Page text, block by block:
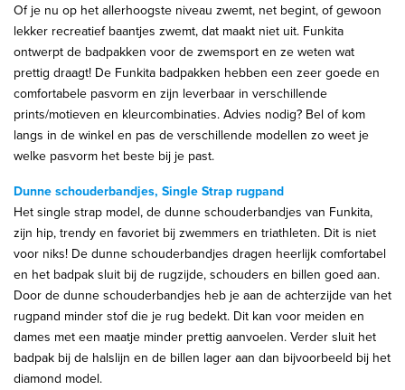
Of je nu op het allerhoogste niveau zwemt, net begint, of gewoon
lekker recreatief baantjes zwemt, dat maakt niet uit. Funkita
ontwerpt de badpakken voor de zwemsport en ze weten wat
prettig draagt! De Funkita badpakken hebben een zeer goede en
comfortabele pasvorm en zijn leverbaar in verschillende
prints/motieven en kleurcombinaties. Advies nodig? Bel of kom
langs in de winkel en pas de verschillende modellen zo weet je
welke pasvorm het beste bij je past.
Dunne schouderbandjes, Single Strap rugpand
Het single strap model, de dunne schouderbandjes van Funkita,
zijn hip, trendy en favoriet bij zwemmers en triathleten. Dit is niet
voor niks! De dunne schouderbandjes dragen heerlijk comfortabel
en het badpak sluit bij de rugzijde, schouders en billen goed aan.
Door de dunne schouderbandjes heb je aan de achterzijde van het
rugpand minder stof die je rug bedekt. Dit kan voor meiden en
dames met een maatje minder prettig aanvoelen. Verder sluit het
badpak bij de halslijn en de billen lager aan dan bijvoorbeeld bij het
diamond model.